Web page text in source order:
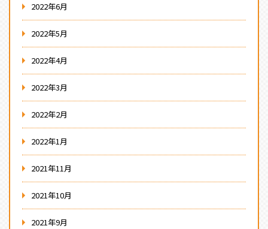
2022年6月
2022年5月
2022年4月
2022年3月
2022年2月
2022年1月
2021年11月
2021年10月
2021年9月